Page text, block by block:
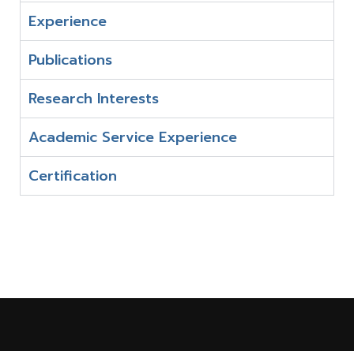
Experience
Publications
Research Interests
Academic Service Experience
Certification